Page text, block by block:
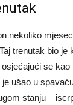
nekoliko
trenutak bio je
osjećajući se
je ušao u
stanju –